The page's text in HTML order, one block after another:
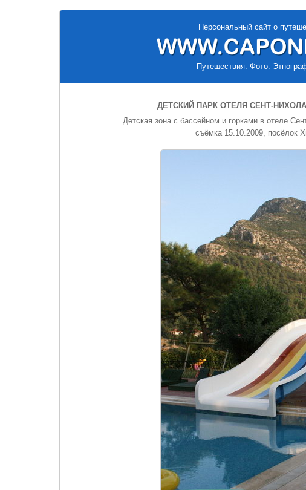
Персональный сайт о
Путешествия. Фото.
ДЕТСКИЙ ПАРК ОТЕЛЯ СЕНТ-
Детская зона с бассейном и горками в отеле
съёмка 15.10.2009, посёлок